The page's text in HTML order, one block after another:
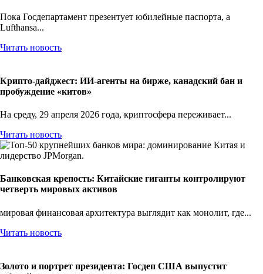
Пока Госдепартамент презентует юбилейные паспорта, а
Lufthansa...
Читать новость
Крипто-дайджест: ИИ-агенты на бирже, канадский бан и
пробуждение «китов»
На среду, 29 апреля 2026 года, криптосфера переживает...
Читать новость
Банковская крепость: Китайские гиганты контролируют
четверть мировых активов
мировая финансовая архитектура выглядит как монолит, где...
Читать новость
Золото и портрет президента: Госдеп США выпустит